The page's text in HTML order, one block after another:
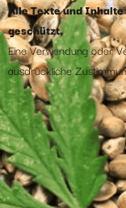
Alle Texte und
geschützt.
Eine Verwendung oder
ausdrückliche